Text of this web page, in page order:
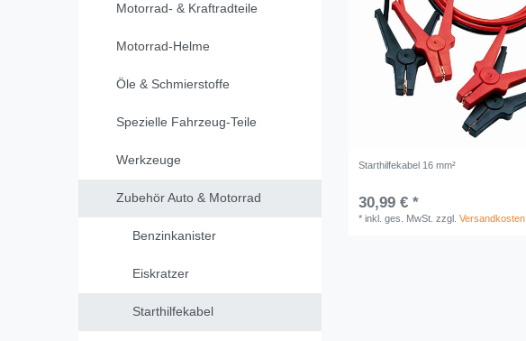
Motorrad- & Kraftradteile
Motorrad-Helme
Öle & Schmierstoffe
Spezielle Fahrzeug-Teile
Werkzeuge
Zubehör Auto & Motorrad
Benzinkanister
Eiskratzer
Starthilfekabel
Starthilfekabel 16 mm²
30,99 € *
*inkl. ges. MwSt. zzgl.Versandkosten